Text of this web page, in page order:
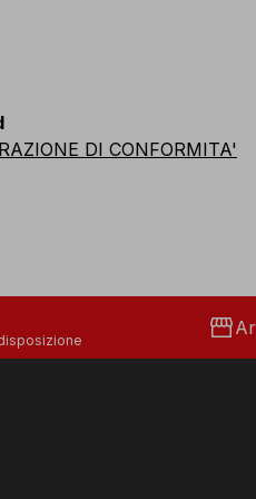
DI CONFORMITA'
storefront